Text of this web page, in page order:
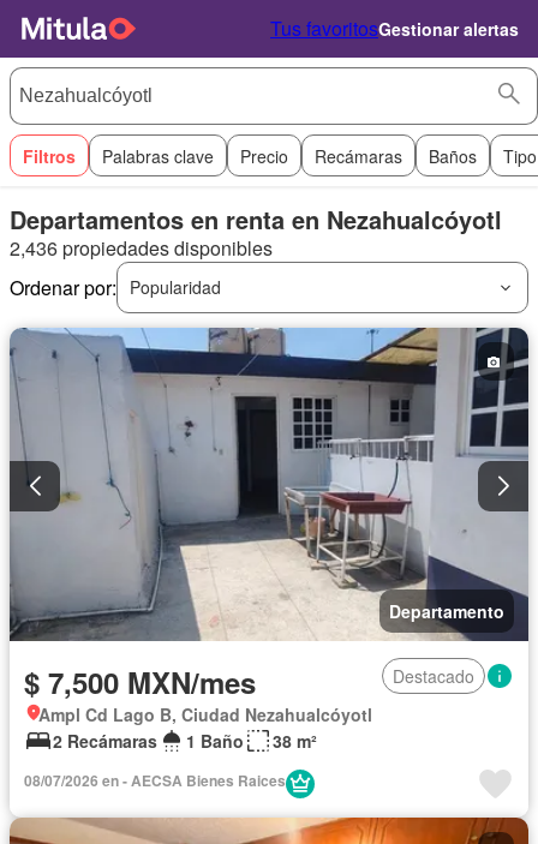
Tus favoritosGestionar alertas
Filtros Palabras clave Precio Recámaras Baños
Departamentos en renta en Nezahualcóyotl
2,436 propiedades disponibles
Ordenar por:
Popularidad
Departamento
$ 7,500 MXN/mes
Destacado
Ampl Cd Lago B, Ciudad Nezahualcóyotl
2 Recámaras
1 Baño 38 m²
08/07/2026 en - AECSA Bienes Raices